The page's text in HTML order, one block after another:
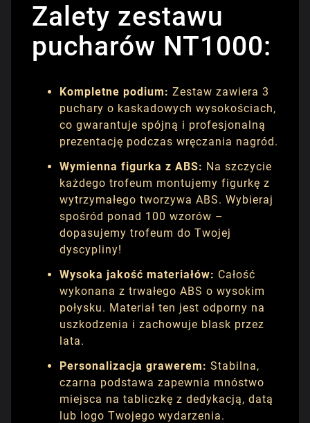
Zalety zestawu
pucharów NT1000:
Kompletne podium: Zestaw zawiera 3
puchary o kaskadowych wysokościach,
co gwarantuje spójną i profesjonalną
prezentację podczas wręczania nagród.
Wymienna figurka z ABS: Na szczycie
każdego trofeum montujemy figurkę z
wytrzymałego tworzywa ABS. Wybieraj
spośród ponad 100 wzorów –
dopasujemy trofeum do Twojej
dyscypliny!
Wysoka jakość materiałów: Całość
wykonana z trwałego ABS o wysokim
połysku. Materiał ten jest odporny na
uszkodzenia i zachowuje blask przez
lata.
Personalizacja grawerem: Stabilna,
czarna podstawa zapewnia mnóstwo
miejsca na tabliczkę z dedykacją, datą
lub logo Twojego wydarzenia.